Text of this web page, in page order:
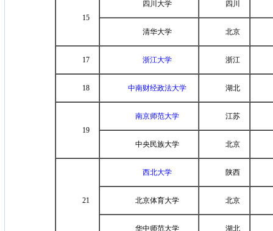
15
四川大学 四川
清华大学 北京
17 浙江大学 浙江
18 中南财经政法大学 湖北
19
南京师范大学 江苏
中央民族大学 北京
21
西北大学 陕西
北京体育大学 北京
华中师范大学 湖北